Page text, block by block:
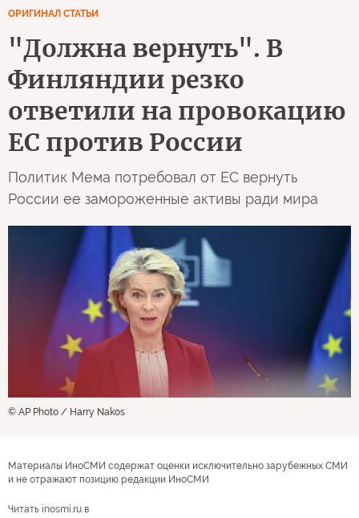
ОРИГИНАЛ СТАТЬИ
"Должна вернуть". В
Финляндии резко
ответили на провокацию
ЕС против России
Политик Мема потребовал от ЕС вернуть
России ее замороженные активы ради мира
© AP Photo / Harry Nakos
Материалы ИноСМИ содержат оценки исключительно зарубежных СМИ
и не отражают позицию редакции ИноСМИ
Читать inosmi.ru в